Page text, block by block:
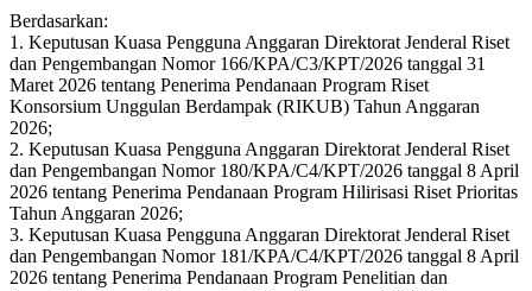
Berdasarkan:
1. Keputusan Kuasa Pengguna Anggaran Direktorat Jenderal Riset
dan Pengembangan Nomor 166/KPA/C3/KPT/2026 tanggal 31
Maret 2026 tentang Penerima Pendanaan Program Riset
Konsorsium Unggulan Berdampak (RIKUB) Tahun Anggaran
2026;
2. Keputusan Kuasa Pengguna Anggaran Direktorat Jenderal Riset
dan Pengembangan Nomor 180/KPA/C4/KPT/2026 tanggal 8 April
2026 tentang Penerima Pendanaan Program Hilirisasi Riset Prioritas
Tahun Anggaran 2026;
3. Keputusan Kuasa Pengguna Anggaran Direktorat Jenderal Riset
dan Pengembangan Nomor 181/KPA/C4/KPT/2026 tanggal 8 April
2026 tentang Penerima Pendanaan Program Penelitian dan